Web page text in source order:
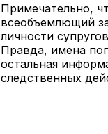
Примечательно,
всеобъемлющий
личности
Правда, имена
остальная
следственных